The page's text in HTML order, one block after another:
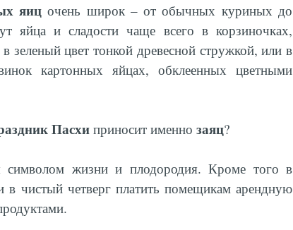
яицочень широк – от обычных куриных до
яйца и сладости чаще всего в корзиночках,
цвет тонкой древесной стружкой, или в
картонных яйцах, обклеенных цветными
Пасхи приносит именно заяц?
символом жизни и плодородия. Кроме того в
в чистый четверг платить помещикам арендную